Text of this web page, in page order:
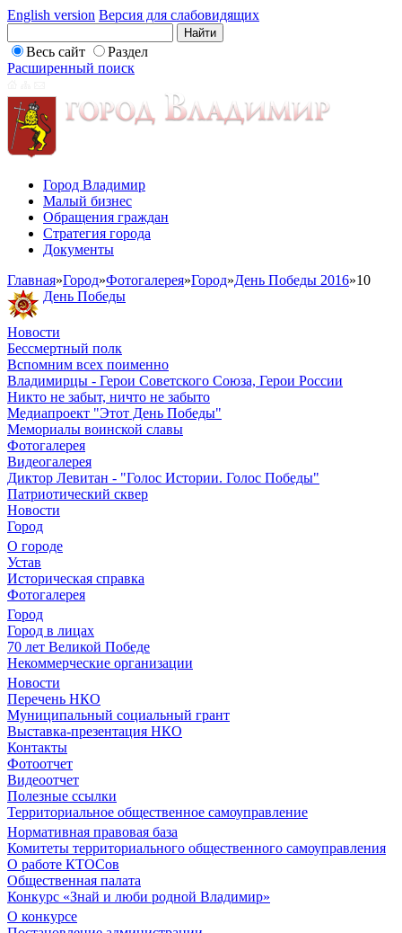
English version Версия для слабовидящих
Весь сайт
Раздел
Расширенный поиск
Город Владимир
Малый бизнес
Обращения граждан
Стратегия города
Документы
Главная»Город»Фотогалерея»Город»День Победы 2016»10
День Победы
Новости
Бессмертный полк
Вспомним всех поименно
Владимирцы - Герои Советского Союза, Герои России
Никто не забыт, ничто не забыто
Медиапроект "Этот День Победы"
Мемориалы воинской славы
Фотогалерея
Видеогалерея
Диктор Левитан - "Голос Истории. Голос Победы"
Патриотический сквер
Новости
Город
О городе
Устав
Историческая справка
Фотогалерея
Город
Город в лицах
70 лет Великой Победе
Некоммерческие организации
Новости
Перечень НКО
Муниципальный социальный грант
Выставка-презентация НКО
Контакты
Фотоотчет
Видеоотчет
Полезные ссылки
Территориальное общественное самоуправление
Нормативная правовая база
Комитеты территориального общественного самоуправления
О работе КТОСов
Общественная палата
Конкурс «Знай и люби родной Владимир»
О конкурсе